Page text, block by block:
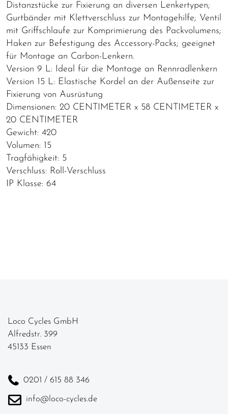
Distanzstücke zur Fixierung an diversen Lenkertypen;
Gurtbänder mit Klettverschluss zur Montagehilfe; Ventil
mit Griffschlaufe zur Komprimierung des Packvolumens;
Haken zur Befestigung des Accessory-Packs; geeignet
für Montage an Carbon-Lenkern.
Version 9 L: Ideal für die Montage an Rennradlenkern
Version 15 L: Elastische Kordel an der Außenseite zur
Fixierung von Ausrüstung
Dimensionen: 20 CENTIMETER x 58 CENTIMETER x
20 CENTIMETER
Gewicht: 420
Volumen: 15
Tragfähigkeit: 5
Verschluss: Roll-Verschluss
IP Klasse: 64
Loco Cycles GmbH
Alfredstr. 399
45133 Essen
0201 / 615 88 346
info@loco-cycles.de